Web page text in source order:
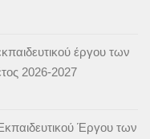
έργου των
2026-2027
Έργου των